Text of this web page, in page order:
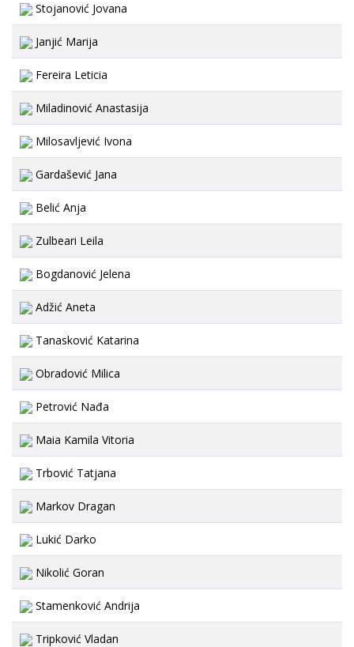
Stojanović Jovana
Janjić Marija
Fereira Leticia
Miladinović Anastasija
Milosavljević Ivona
Gardašević Jana
Belić Anja
Zulbeari Leila
Bogdanović Jelena
Adžić Aneta
Tanasković Katarina
Obradović Milica
Petrović Nađa
Maia Kamila Vitoria
Trbović Tatjana
Markov Dragan
Lukić Darko
Nikolić Goran
Stamenković Andrija
Tripković Vladan